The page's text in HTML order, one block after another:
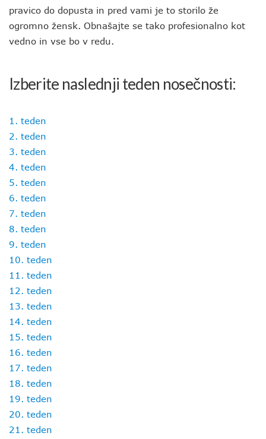
pravico do dopusta in pred vami je to storilo že
ogromno žensk. Obnašajte se tako profesionalno kot
vedno in vse bo v redu.
Izberite naslednji teden nosečnosti:
1. teden
2. teden
3. teden
4. teden
5. teden
6. teden
7. teden
8. teden
9. teden
10. teden
11. teden
12. teden
13. teden
14. teden
15. teden
16. teden
17. teden
18. teden
19. teden
20. teden
21. teden